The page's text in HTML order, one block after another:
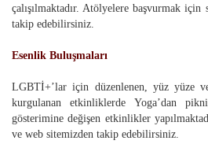
çalışılmaktadır. Atölyelere başvurmak
takip edebilirsiniz.
Esenlik Buluşmaları
LGBTİ+’lar için düzenlenen, yüz yüze
kurgulanan etkinliklerde Yoga’dan
gösterimine değişen etkinlikler
ve web sitemizden takip edebilirsiniz.